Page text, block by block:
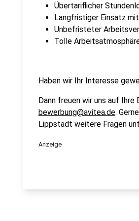
Übertariflicher
Langfristiger Einsatz
Unbefristeter
Tolle
Haben wir Ihr Interesse
Dann freuen wir uns auf
bewerbung@avitea.de.
Lippstadt weitere Fragen
Anzeige